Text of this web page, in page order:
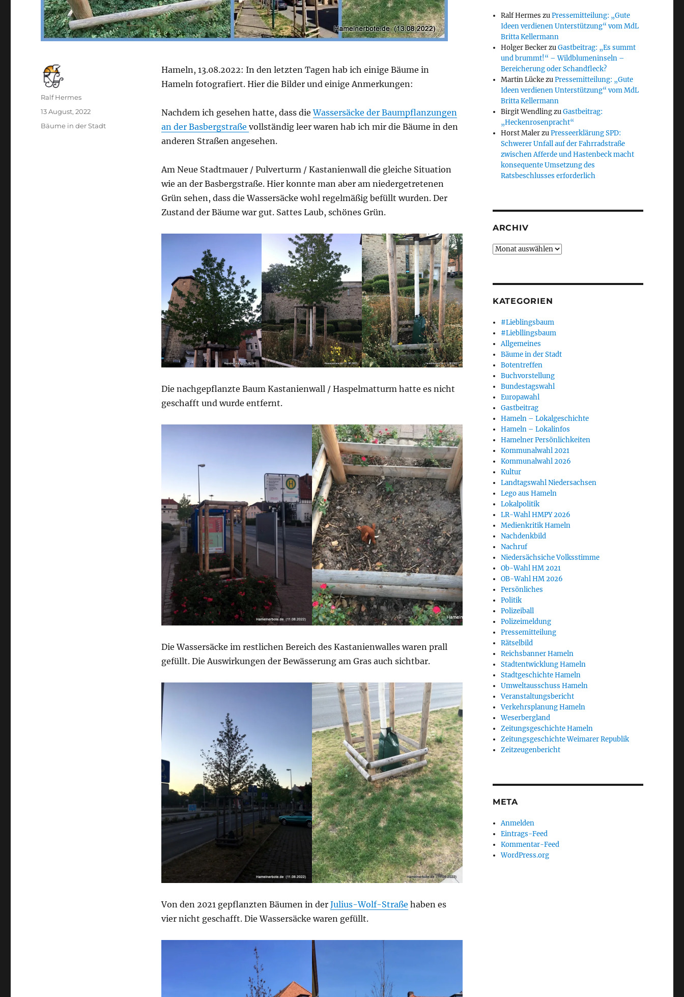
Hameln, 13.08.2022: In den letzten Tagen hab ich einige Bäume in
Hameln fotografiert. Hier die Bilder und einige Anmerkungen:
Nachdem ich gesehen hatte, dass dieWassersäcke der Baumpflanzungen
an der Basbergstraße vollständig leer waren hab ich mir die Bäume in den
anderen Straßen angesehen.
Am Neue Stadtmauer / Pulverturm / Kastanienwall die gleiche Situation
wie an der Basbergstraße. Hier konnte man aber am niedergetretenen
Grün sehen, dass die Wassersäcke wohl regelmäßig befüllt wurden. Der
Zustand der Bäume war gut. Sattes Laub, schönes Grün.
Die nachgepflanzte Baum Kastanienwall / Haspelmatturm hatte es nicht
geschafft und wurde entfernt.
Die Wassersäcke im restlichen Bereich des Kastanienwalles waren prall
gefüllt. Die Auswirkungen der Bewässerung am Gras auch sichtbar.
Von den 2021 gepflanzten Bäumen in der Julius-Wolf-Straße haben es
vier nicht geschafft. Die Wassersäcke waren gefüllt.
Autor
Ralf Hermes
Veröffentlicht
am
13 August, 2022
Kategorien
Bäume in der Stadt
Ralf Hermes zuPressemitteilung: „Gute
Ideen verdienen Unterstützung“ vom MdL
Britta Kellermann
Holger BeckerzuGastbeitrag: „Es summt
und brummt!“ – Wildblumeninseln –
Bereicherung oder Schandfleck?
Martin LückezuPressemitteilung: „Gute
Ideen verdienen Unterstützung“ vom MdL
Britta Kellermann
Birgit WendlingzuGastbeitrag:
„Heckenrosenpracht“
Horst MalerzuPresseerklärung SPD:
Schwerer Unfall auf der Fahrradstraße
zwischen Afferde und Hastenbeck macht
konsequente Umsetzung des
Ratsbeschlusses erforderlich
ARCHIV
Archiv
KATEGORIEN
#Lieblingsbaum
#Liebllingsbaum
Allgemeines
Bäume in der Stadt
Botentreffen
Buchvorstellung
Bundestagswahl
Europawahl
Gastbeitrag
Hameln – Lokalgeschichte
Hameln – Lokalinfos
Hamelner Persönlichkeiten
Kommunalwahl 2021
Kommunalwahl 2026
Kultur
Landtagswahl Niedersachsen
Lego aus Hameln
Lokalpolitik
LR-Wahl HMPY 2026
Medienkritik Hameln
Nachdenkbild
Nachruf
Niedersächsiche Volksstimme
Ob-Wahl HM 2021
OB-Wahl HM 2026
Persönliches
Politik
Polizeiball
Polizeimeldung
Pressemitteilung
Rätselbild
Reichsbanner Hameln
Stadtentwicklung Hameln
Stadtgeschichte Hameln
Umweltausschuss Hameln
Veranstaltungsbericht
Verkehrsplanung Hameln
Weserbergland
Zeitungsgeschichte Hameln
Zeitungsgeschichte Weimarer Republik
Zeitzeugenbericht
META
Anmelden
Eintrags-Feed
Kommentar-Feed
WordPress.org